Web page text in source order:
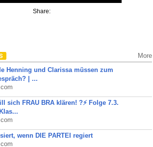
Share:
More
Henning und Clarissa müssen zum
| ...
sich FRAU BRA klären! ?⚡️ Folge 7.3.
wenn DIE PARTEI regiert